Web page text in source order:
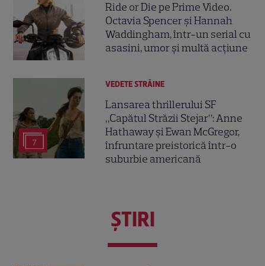
Ride or Die pe Prime Video.
Octavia Spencer și Hannah
Waddingham, într-un serial cu
asasini, umor și multă acțiune
7
VEDETE STRĂINE
Lansarea thrillerului SF
„Capătul Străzii Stejar”: Anne
Hathaway și Ewan McGregor,
înfruntare preistorică într-o
suburbie americană
ŞTIRI